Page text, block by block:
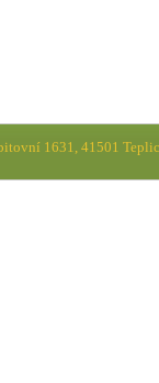
1631, 41501